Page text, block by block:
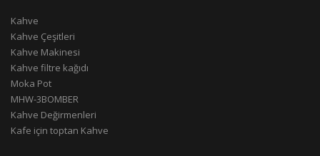
Kahve
Kahve Çeşitleri
Kahve Makinesi
Kahve filtre kağıdı
Moka Pot
MHW-3BOMBER
Kahve Değirmenleri
Kafe için toptan Kahve